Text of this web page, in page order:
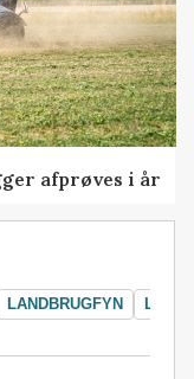
afprøves i år
LANDBRUGFYN